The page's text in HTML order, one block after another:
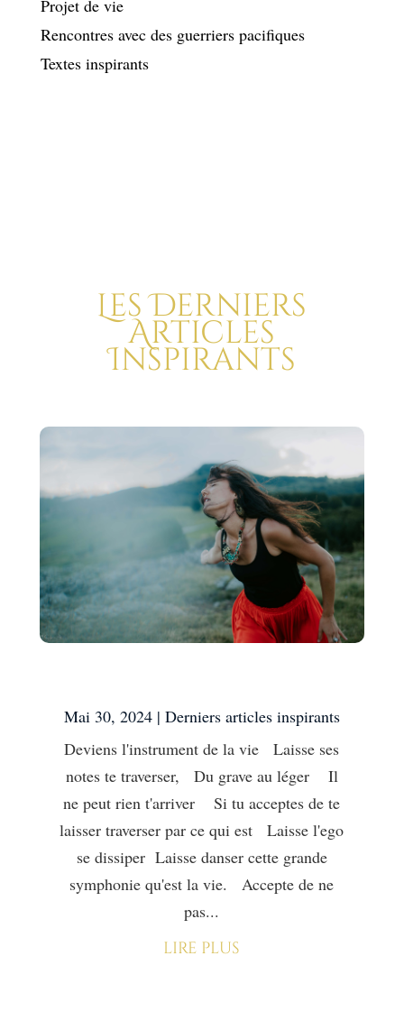
Projet de vie
Rencontres avec des guerriers pacifiques
Textes inspirants
Les Derniers
Articles
Inspirants
Mai 30, 2024| Derniers articles inspirants
Deviens l'instrument de la vie Laisse ses
notes te traverser, Du grave au léger Il
ne peut rien t'arriver Si tu acceptes de te
laisser traverser par ce qui est Laisse l'ego
se dissiper Laisse danser cette grande
symphonie qu'est la vie. Accepte de ne
pas...
lire plus